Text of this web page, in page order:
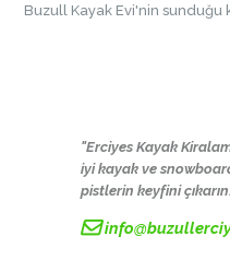
Buzull Kayak Evi'nin
"Erciyes Kayak
iyi kayak ve
pistlerin keyfini